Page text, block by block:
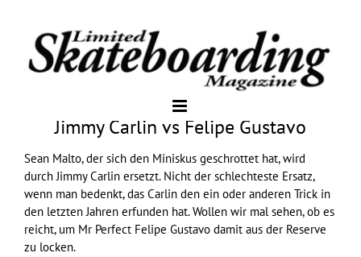
Jimmy Carlin vs Felipe Gustavo
Sean Malto, der sich den Miniskus geschrottet hat, wird
durch Jimmy Carlin ersetzt. Nicht der schlechteste Ersatz,
wenn man bedenkt, das Carlin den ein oder anderen Trick in
den letzten Jahren erfunden hat. Wollen wir mal sehen, ob es
reicht, um Mr Perfect Felipe Gustavo damit aus der Reserve
zu locken.